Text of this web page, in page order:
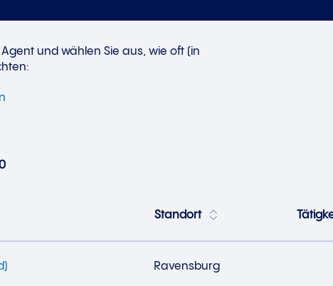
und wählen Sie aus, wie oft (in
Standort
Ravensburg